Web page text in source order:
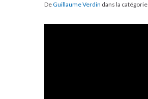
DeGuillaume Verdin dans la catégorie